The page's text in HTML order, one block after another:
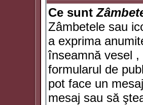
Ce sunt
Zâmbetele sau
a exprima
înseamnă vesel
formularul de
pot face un
mesaj sau să